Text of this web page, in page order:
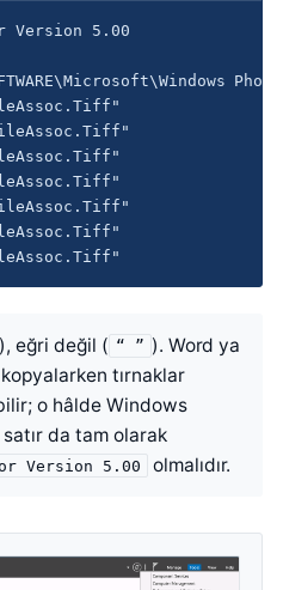
Version 5.00
), eğri değil ( “ ” ). Word ya
tırnaklar
o hâlde Windows
da tam olarak
Version 5.00 olmalıdır.